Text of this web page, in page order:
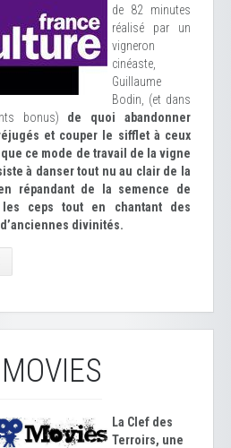
de 82 minutes
réalisé par un
vigneron
cinéaste,
Guillaume
Bodin, (et dans
bonus) de quoi abandonner
et couper le sifflet à ceux
ce mode de travail de la vigne
à danser tout nu au clair de la
répandant de la semence de
les ceps tout en chantant des
divinités.
La Clef des
Terroirs, une